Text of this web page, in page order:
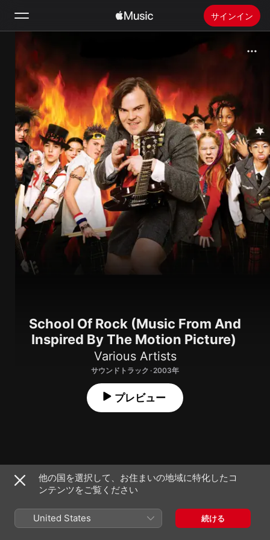
サインイン
検索
ホーム
新着おすすめ
ラジオ
Apple Musicをインストール
School Of Rock (Music From And
Inspired By The Motion Picture)
Various Artists
サウンドトラック · 2003年
プレビュー
School of Rock
School of Rock Cast
Excerpt)
ジャック・ブラック
School of Rock Cast
他の国を選択して、お住まいの地域に特化したコ
ンテンツをご覧ください
United States 続ける